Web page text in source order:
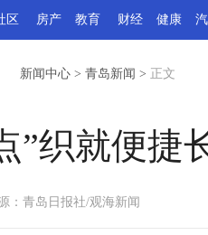
区 房产 教育 财经 健康
新闻中心 > 青岛新闻 > 正文
”织就便捷
：青岛日报社/观海新闻